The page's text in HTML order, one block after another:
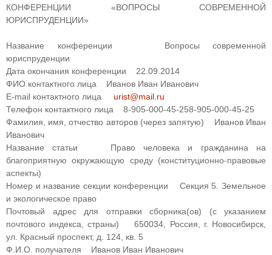
КОНФЕРЕНЦИИ «ВОПРОСЫ СОВРЕМЕННОЙ
ЮРИСПРУДЕНЦИИ»
Название конференции Вопросы современной
юриспруденции
Дата окончания конференции 22.09.2014
ФИО контактного лица Иванов Иван Иванович
E-mail контактного лица urist@mail.ru
Телефон контактного лица 8-905-000-45-258-905-000-45-25
Фамилия, имя, отчество авторов (через запятую) Иванов Иван
Иванович
Название статьи Право человека и гражданина на
благоприятную окружающую среду (конституционно-правовые
аспекты)
Номер и название секции конференции Секция 5. Земельное
и экологическое право
Почтовый адрес для отправки сборника(ов) (с указанием
почтового индекса, страны) 650034, Россия, г. Новосибирск,
ул. Красный проспект, д. 124, кв. 5
Ф.И.О. получателя Иванов Иван Иванович